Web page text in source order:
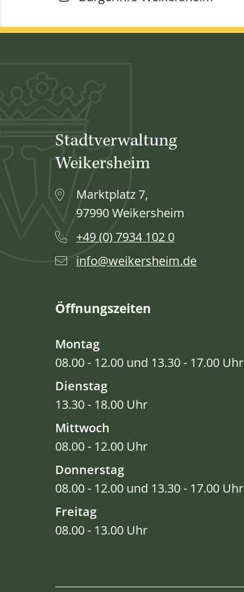
Stadtverwaltung
Weikersheim
Marktplatz 7,
97990 Weikersheim
+49 (0) 7934 102 0
info@weikersheim.de
Öffnungszeiten
Montag
08.00 - 12.00 und 13.30 - 17.00 Uhr
Dienstag
13.30 - 18.00 Uhr
Mittwoch
08.00 - 12.00 Uhr
Donnerstag
08.00 - 12.00 und 13.30 - 17.00 Uhr
Freitag
08.00 - 13.00 Uhr